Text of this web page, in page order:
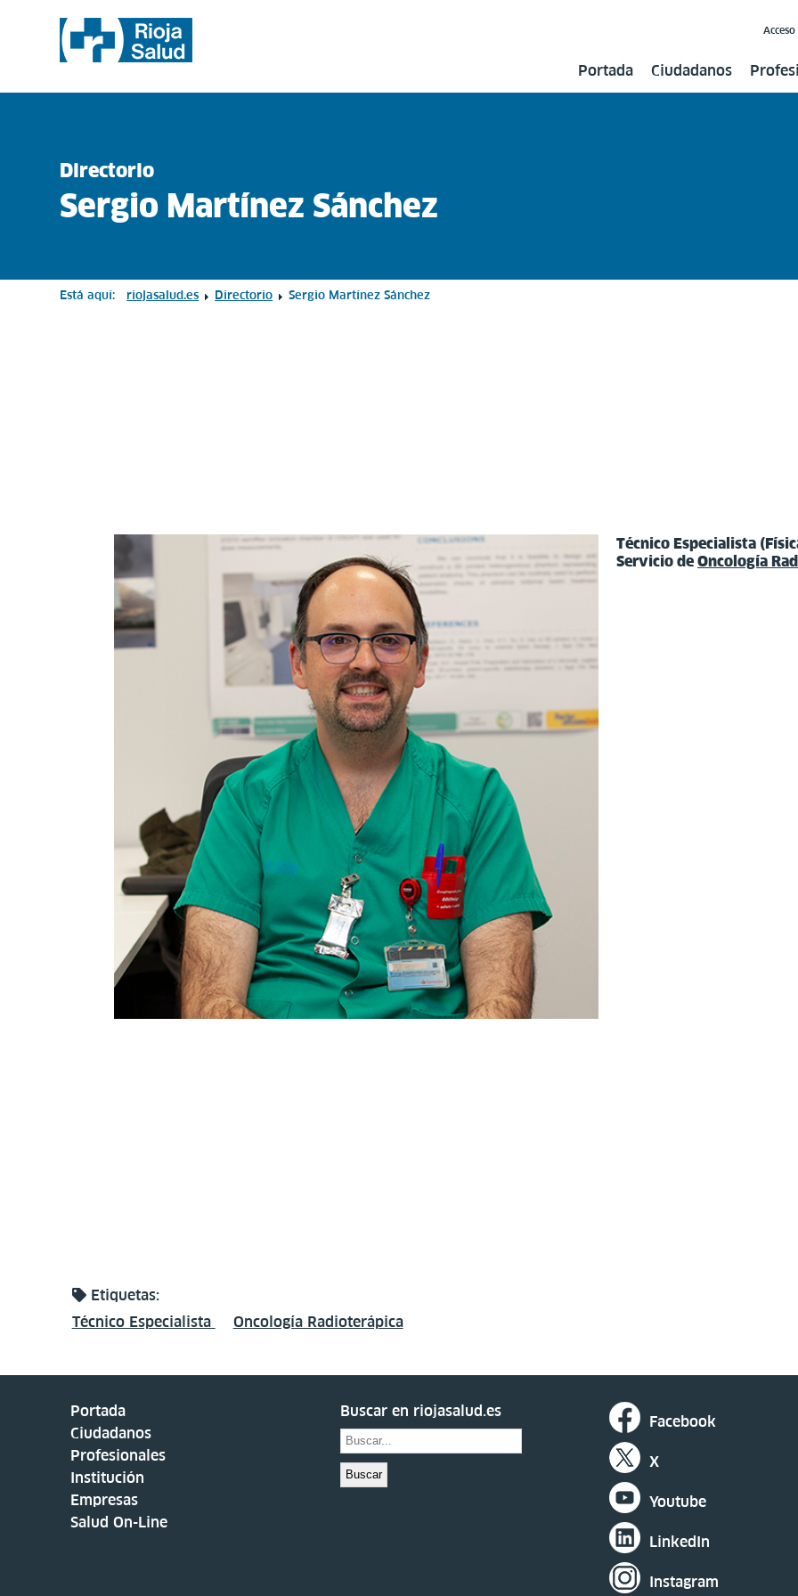
Portada Ciudadanos
Directorio
Sergio Martínez Sánchez
Está aquí: riojasalud.es Directorio Sergio Martínez Sánchez
Técnico Especialista
Servicio de Oncología
Etiquetas:
Técnico Especialista
Oncología Radioterápica
Portada
Ciudadanos
Profesionales
Institución
Empresas
Salud On-Line
Buscar en riojasalud.es
Buscar
Facebook
X
Youtube
LinkedIn
Instagram